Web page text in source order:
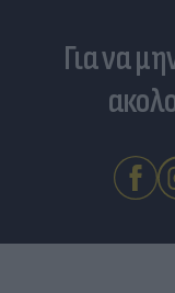
Για να